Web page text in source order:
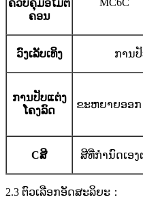
ຄວບຄຸມອີໂມຕິ
ຄອນ
ວົງເລັບເທິງ ການ
ການປັບແຕ່ງ
ໂຄງລົດ
ຂະຫຍາຍອອກ
Cສີ ສີທີ່ກຳນົດເອ
2.3 ຕົວເລືອກອັດສະລິຍະ ：